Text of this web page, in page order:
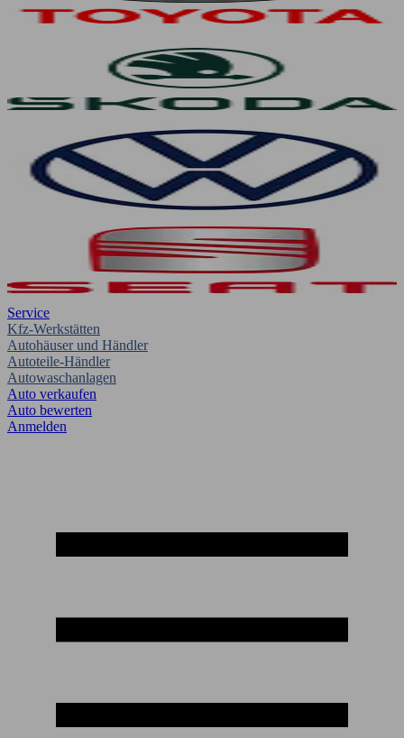
Service
Kfz-Werkstätten
Autohäuser und Händler
Autoteile-Händler
Autowaschanlagen
Auto verkaufen
Auto bewerten
Anmelden